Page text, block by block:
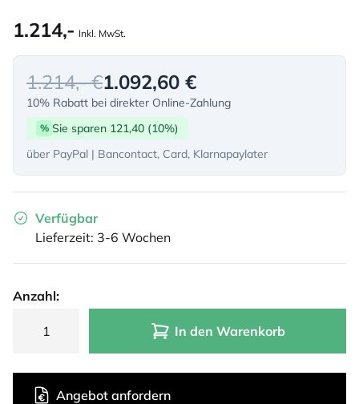
1.214,- Inkl. MwSt.
1.214,- €1.092,60 €
10% Rabatt bei direkter Online-Zahlung
% Sie sparen 121,40 (10%)
über PayPal | Bancontact, Card, Klarnapaylater
Verfügbar
Lieferzeit: 3-6 Wochen
Anzahl:
In den Warenkorb
Angebot anfordern